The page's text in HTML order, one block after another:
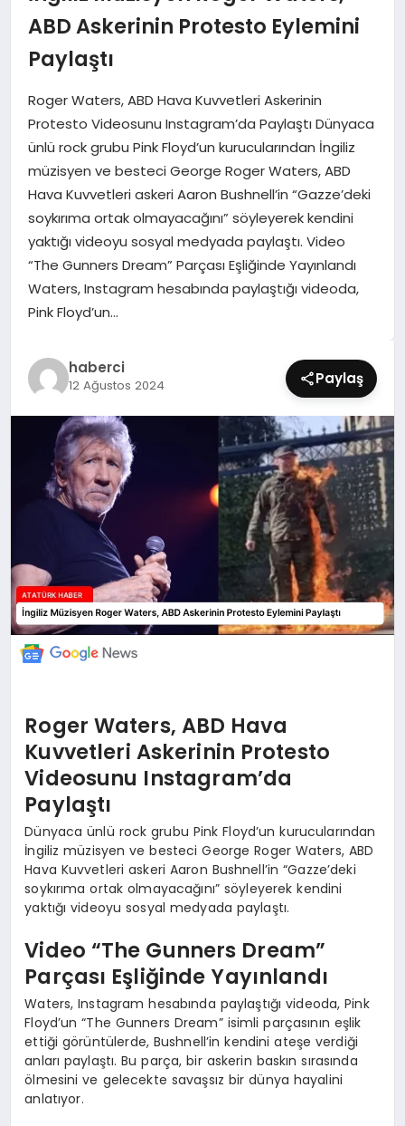
EKONOMI
MAGAZIN
SAĞLIK
SIYASET
SPOR
TEKNOLOJI
YAŞAM
ABD Askerinin Protesto Eylemini
Paylaştı
Roger Waters, ABD Hava Kuvvetleri Askerinin
Protesto Videosunu Instagram’da Paylaştı Dünyaca
ünlü rock grubu Pink Floyd’un kurucularından İngiliz
müzisyen ve besteci George Roger Waters, ABD
Hava Kuvvetleri askeri Aaron Bushnell’in “Gazze’deki
soykırıma ortak olmayacağını” söyleyerek kendini
yaktığı videoyu sosyal medyada paylaştı. Video
“The Gunners Dream” Parçası Eşliğinde Yayınlandı
Waters, Instagram hesabında paylaştığı videoda,
Pink Floyd’un…
haberci
12 Ağustos 2024 Paylaş
Roger Waters, ABD Hava
Kuvvetleri Askerinin Protesto
Videosunu Instagram’da
Paylaştı
Dünyaca ünlü rock grubu Pink Floyd’un kurucularından
İngiliz müzisyen ve besteci George Roger Waters, ABD
Hava Kuvvetleri askeri Aaron Bushnell’in “Gazze’deki
soykırıma ortak olmayacağını” söyleyerek kendini
yaktığı videoyu sosyal medyada paylaştı.
Video “The Gunners Dream”
Parçası Eşliğinde Yayınlandı
Waters, Instagram hesabında paylaştığı videoda, Pink
Floyd’un “The Gunners Dream” isimli parçasının eşlik
ettiği görüntülerde, Bushnell’in kendini ateşe verdiği
anları paylaştı. Bu parça, bir askerin baskın sırasında
ölmesini ve gelecekte savaşsız bir dünya hayalini
anlatıyor.